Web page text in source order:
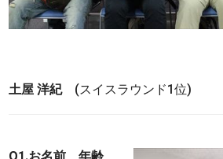
土屋 洋紀(スイスラウンド1位)